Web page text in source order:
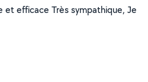
et efficace Très sympathique, Je